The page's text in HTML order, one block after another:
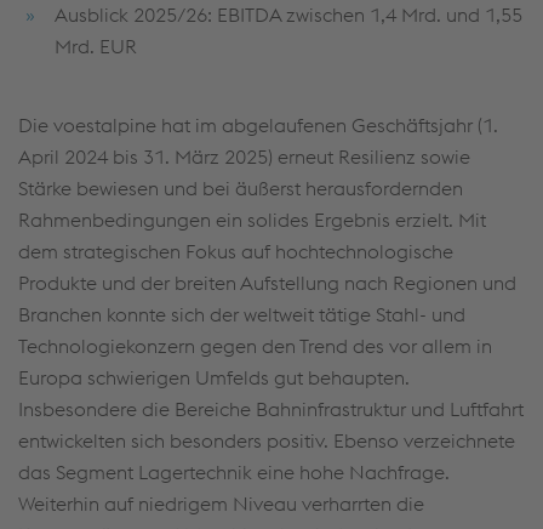
Ausblick 2025/26: EBITDA zwischen 1,4 Mrd. und 1,55
Mrd. EUR
Die voestalpine hat im abgelaufenen Geschäftsjahr (1.
April 2024 bis 31. März 2025) erneut Resilienz sowie
Stärke bewiesen und bei äußerst herausfordernden
Rahmenbedingungen ein solides Ergebnis erzielt. Mit
dem strategischen Fokus auf hochtechnologische
Produkte und der breiten Aufstellung nach Regionen und
Branchen konnte sich der weltweit tätige Stahl- und
Technologiekonzern gegen den Trend des vor allem in
Europa schwierigen Umfelds gut behaupten.
Insbesondere die Bereiche Bahninfrastruktur und Luftfahrt
entwickelten sich besonders positiv. Ebenso verzeichnete
das Segment Lagertechnik eine hohe Nachfrage.
Weiterhin auf niedrigem Niveau verharrten die